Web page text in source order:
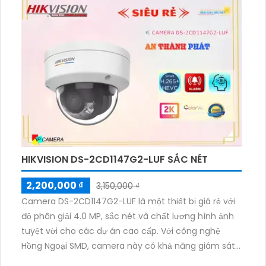
phép xem ban đêm với khả năng quan sát hồng
ngoại lên đến 30m. Với thiết kế thân kim loại, nó đảm
bảo độ bền và chất lượng hình ảnh sắc nét. Camera
cũng hỗ trợ công nghệ IP POE, giúp việc nâng cấp hệ
thống camera dễ dàng hơn. Ngoài ra, camera còn
tích hợp khả năng Công Nghệ AI Thông minh, đáp
ứng nhu cầu giám sát của các công trình xây dựng.
HIKVISION DS-2CD1147G2-LUF SẮC NÉT
2,200,000 ₫
3,150,000 ₫
Camera DS-2CD1147G2-LUF là một thiết bị giá rẻ với
độ phân giải 4.0 MP, sắc nét và chất lượng hình ảnh
tuyệt vời cho các dự án cao cấp. Với công nghệ
Hồng Ngoại SMD, camera này có khả năng giám sát